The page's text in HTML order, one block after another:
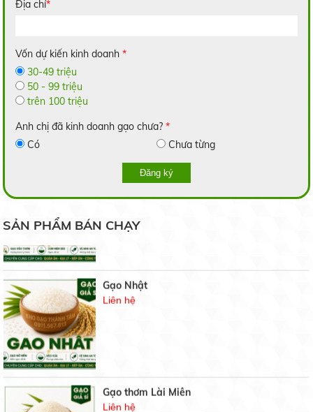
Địa chỉ*
Vốn dự kiến kinh doanh*
30-49 triệu
50 - 99 triệu
trên 100 triệu
Anh chị đã kinh doanh gạo chưa?*
Có
Chưa từng
Đăng ký
SẢN PHẨM BÁN CHẠY
Liên hệ
Gạo Nàng Hương Chợ Đào
Liên hệ
21/07/2021
Gạo chuyên dùng cơm chiên
17/07/2021
Top 3 gạo thơm ngon nhất Việt Nam 2020
11/04/2021
chất lượng...
09/04/2021